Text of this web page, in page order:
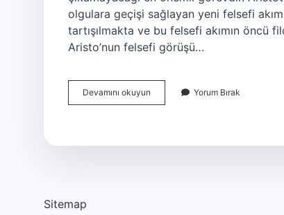
olgulara geçişi sağlayan yeni felsefi
tartışılmakta ve bu felsefi akımın öncü
Aristo’nun felsefi görüşü…
Devamını okuyun Aristoteles
Hangi
Yorum Bırak
Sitemap